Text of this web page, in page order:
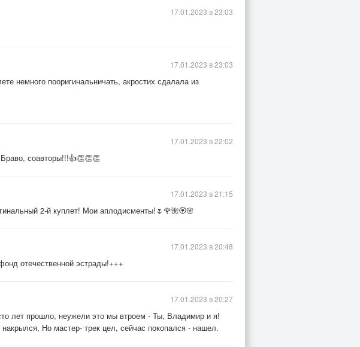
17.01.2023 в 23:03
немного пооригинальничать, акростих сдалала из
17.01.2023 в 23:03
соавторы!!!👍👏👏👏
17.01.2023 в 22:02
2-й куплет! Мои аплодисменты!🌷🌹🌺🏵🌸
17.01.2023 в 21:15
отечественной эстрады!+++
17.01.2023 в 20:48
лет прошло, неужели это мы втроем - Ты, Владимир и я!
Но мастер- трек цел, сейчас покопался - нашел.
17.01.2023 в 20:27